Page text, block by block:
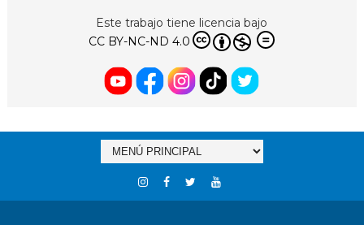
Este trabajo tiene licencia bajo
CC BY-NC-ND 4.0